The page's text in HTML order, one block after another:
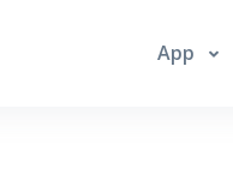
App